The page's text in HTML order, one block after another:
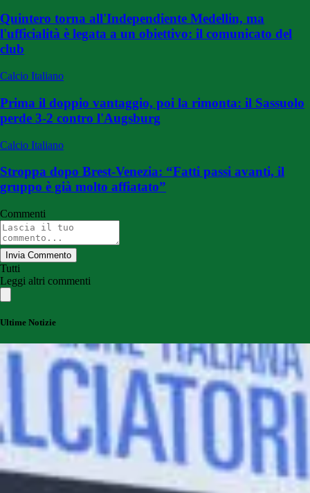
Quintero torna all'Independiente Medellin, ma
l'ufficialità è legata a un obiettivo: il comunicato del
club
Calcio Italiano
Prima il doppio vantaggio, poi la rimonta: il Sassuolo
perde 3-2 contro l'Augsburg
Calcio Italiano
Stroppa dopo Brest-Venezia: “Fatti passi avanti, il
gruppo è già molto affiatato”
Commenti
Invia Commento
Tutti
Leggi altri commenti
Ultime Notizie